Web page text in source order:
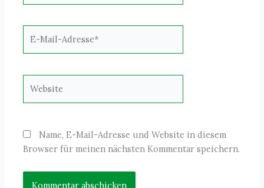
Mail-
Name, E-Mail-Adresse und Website in diesem
Browser für meinen nächsten Kommentar speichern.